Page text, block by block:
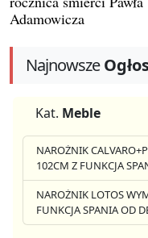
Adamowicza
Najnowsze
Kat. Meble
NAROŻNIK
102CM Z FUNKCJA
NAROŻNIK LOTOS
FUNKCJA SPANIA OD